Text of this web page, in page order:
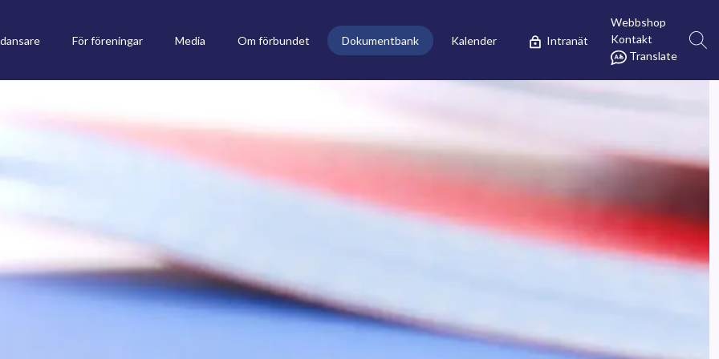
För föreningar Media Om förbundet Dokumentbank Kalender Intranät
Webbshop
Kontakt
Translate